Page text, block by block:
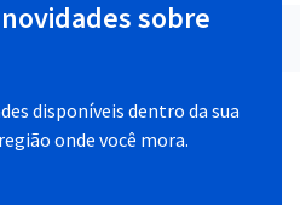
sobre
disponíveis dentro da sua
onde você mora.